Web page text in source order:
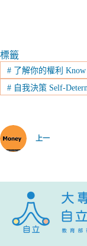
標籤
#了解你的權利 Know
#自我決策 Self-
上一